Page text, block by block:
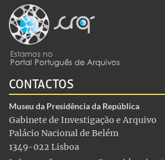
CONTACTOS
Museu da Presidência da República
Gabinete de Investigação e Arquivo
Palácio Nacional de Belém
1349-022 Lisboa